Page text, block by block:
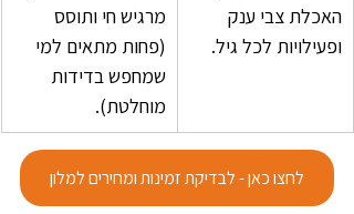
האכלת צבי ענק
ופעילויות לכל גיל.
מרגיש חי ותוסס
(פחות מתאים למי
שמחפש בדידות
מוחלטת).
לחצו כאן - לבדיקת זמינות ומחירים למלון